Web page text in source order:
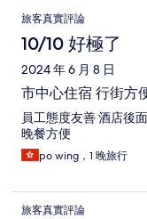
評
論
旅客真實評論
10/10 好極了
2024 年 6 月 8 日
市中心住宿 行街方
員工態度友善 酒店後
晚餐方便
po wing，1 晚旅行
旅客真實評論